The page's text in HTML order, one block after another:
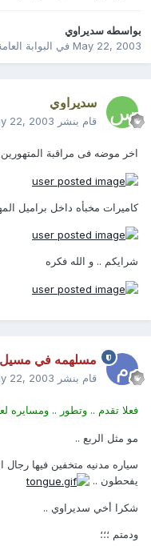
بواسطه سديراوي
May 22, 2003في البوابة العامة
سديراوي
قام بنشر 22, 2003
اخر موضه فى مراقبة المتهورين
كاميرات مخبأه داخل براميل
شرايكم .. و الله فكره
مسلهمه في مسيل
قام بنشر 22, 2003
فعلا تقدم .. وتطور .. ومسايره
مو مثل الربع ..
سياره مدنيه متخفين فيها
يفحطون ..
شكرا أخي سديراوي ..
ودمتم ؛؛؛